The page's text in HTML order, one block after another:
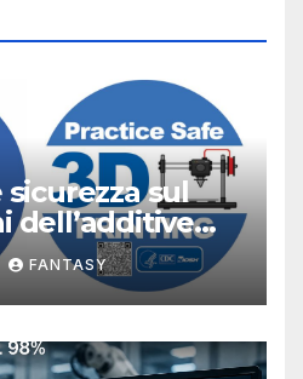
sicurezza sul
dell’additive
secondo
FANTASY